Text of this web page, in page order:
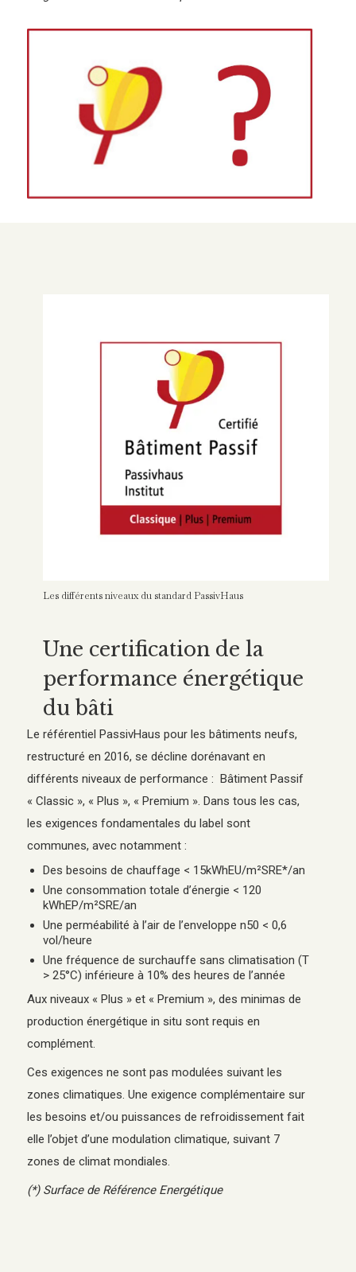
Les différents niveaux du standard PassivHaus
Une certification de la
performance énergétique
du bâti
Le référentiel PassivHaus pour les bâtiments neufs,
restructuré en 2016, se décline dorénavant en
différents niveaux de performance : Bâtiment Passif
« Classic », « Plus », « Premium ». Dans tous les cas,
les exigences fondamentales du label sont
communes, avec notamment :
Des besoins de chauffage < 15kWhEU/m²SRE*/an
Une consommation totale d’énergie < 120
kWhEP/m²SRE/an
Une perméabilité à l’air de l’enveloppe n50 < 0,6
vol/heure
Une fréquence de surchauffe sans climatisation (T
> 25°C) inférieure à 10% des heures de l’année
Aux niveaux « Plus » et « Premium », des minimas de
production énergétique in situ sont requis en
complément.
Ces exigences ne sont pas modulées suivant les
zones climatiques. Une exigence complémentaire sur
les besoins et/ou puissances de refroidissement fait
elle l’objet d’une modulation climatique, suivant 7
zones de climat mondiales.
(*) Surface de Référence Energétique